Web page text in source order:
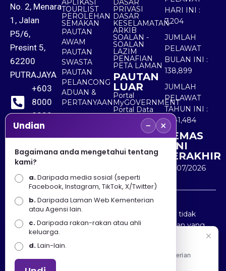
No. 2, Menara
1, Jalan
P5/6,
Presint 5,
62200
PUTRAJAYA
+603
8000
8000
+603
8891
7100
APLIKASI
TOURLIST
PEROLEHAN
SEMAKAN
PAUTAN
AWAM
PAUTAN
SWASTA
PAUTAN
PELANCONG
ADUAN &
PERTANYAAN
DASAR
PRIVASI
DASAR
KESELAMATAN
ARKIB
SOALAN -
SOALAN
LAZIM
PENAFIAN
PETA LAMAN
PAUTAN
LUAR
Portal
MyGOVERNMENT
Portal Data
Terbuka
Sektor Awam
HARI INI :
7,204
JUMLAH
PELAWAT
BULAN INI :
138,899
JUMLAH
PELAWAT
TAHUN INI :
5,541,484
KEMAS
KINI
TERAKHIR
30/07/2026
Penafian : Kerajaan Malaysia dan Kementerian
Pelancongan Seni dan Budaya (MOTAC) adalah tidak
bertanggungjawab atas kehilangan atau kerugian yang
disebabkan oleh penggunaan mana-mana maklumat
yang diperolehi dari portal ini.
Undian − ×
Bagaimana anda mengetahui tentang
kami?
a.Daripada media sosial (seperti
Facebook, Instagram, TikTok, X/Twitter)
b.Daripada Laman Web Kementerian
atau Agensi lain.
c.Daripada rakan-rakan atau ahli
keluarga.
d.Lain-lain.
Apa Khabar! Selamat datang ke Portal Rasmi Kementerian
Pelancongan, Seni dan Budaya